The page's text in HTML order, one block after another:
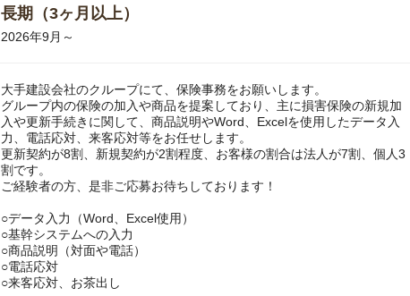
長期（3ヶ月以上）
2026年9月～
大手建設会社のクループにて、保険事務をお願いします。
グループ内の保険の加入や商品を提案しており、主に損害保険の新規加
入や更新手続きに関して、商品説明やWord、Excelを使用したデータ入
力、電話応対、来客応対等をお任せします。
更新契約が8割、新規契約が2割程度、お客様の割合は法人が7割、個人3
割です。
ご経験者の方、是非ご応募お待ちしております！
○データ入力（Word、Excel使用）
○基幹システムへの入力
○商品説明（対面や電話）
○電話応対
○来客応対、お茶出し